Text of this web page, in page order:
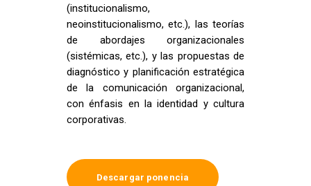
(institucionalismo,
neoinstitucionalismo, etc.), las teorías
de abordajes organizacionales
(sistémicas, etc.), y las propuestas de
diagnóstico y planificación estratégica
de la comunicación organizacional,
con énfasis en la identidad y cultura
corporativas.
Descargar ponencia